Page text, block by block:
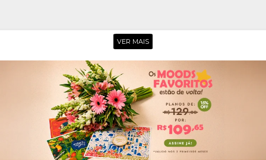
Seja para homenagear no Dia das Mães, agradecer no Dia dos Pais,
celebrar a força no Dia da Mulher ou simplesmente espalhar alegria, a
Giuliana Flores oferece arranjos que traduzem seus sentimentos com
beleza e significado.
POR QUE ESCOLHER A GIULIANA
FLORES EM PALMAS
Escolher a Giuliana Flores em Palmas significa optar por qualidade,
variedade e uma entrega rápida e segura. Nossas flores são selecionadas
VER MAIS